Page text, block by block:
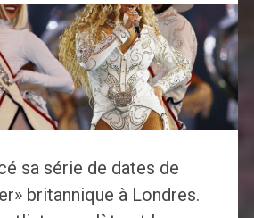
sa série de dates de
britannique à Londres.